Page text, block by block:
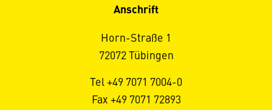
Anschrift
Horn-Straße 1
72072 Tübingen
Tel +49 7071 7004-0
Fax +49 7071 72893